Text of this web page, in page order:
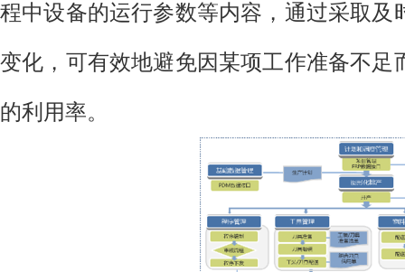
程中设备的运行参数等内容，通过采取
变化，可有效地避免因某项工作准备不
的利用率。